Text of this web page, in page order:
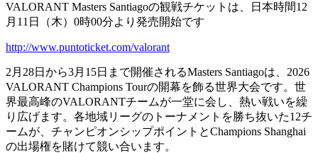
VALORANT Masters Santiagoの観戦チケットは、日本時間12
月11日（木）0時00分より発売開始です
http://www.puntoticket.com/valorant
2月28日から3月15日まで開催されるMasters Santiagoは、2026
VALORANT Champions Tourの開幕を飾る世界大会です。世
界最高峰のVALORANTチームが一堂に会し、熱い戦いを繰
り広げます。各地域リーグのトーナメントを勝ち抜いた12チ
ームが、チャンピオンシップポイントとChampions Shanghai
の出場権を賭けて競い合います。